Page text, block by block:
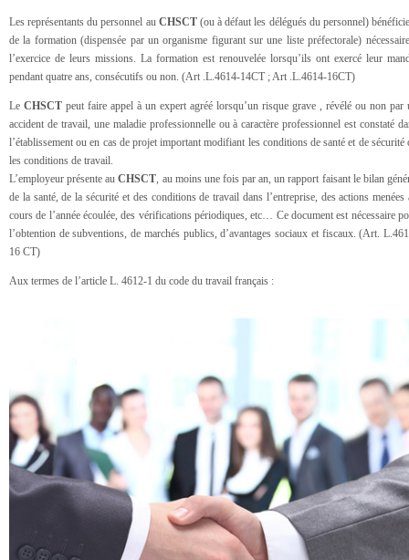
Les représentants du personnel au CHSCT(ou à défaut les délégués du personnel)
de la formation (dispensée par un organisme figurant sur une liste préfectorale)
l’exercice de leurs missions. La formation est renouvelée lorsqu’ils ont exercé leur
pendant quatre ans, consécutifs ou non. (Art .L.4614-14CT ; Art .L.4614-16CT)
Le CHSCT peut faire appel à un expert agréé lorsqu’un risque grave , révélé ou non par
accident de travail, une maladie professionnelle ou à caractère professionnel est constaté
l’établissement ou en cas de projet important modifiant les conditions de santé et de sécurité
les conditions de travail.
L’employeur présente auCHSCT, au moins une fois par an, un rapport faisant le bilan
de la santé, de la sécurité et des conditions de travail dans l’entreprise, des actions menées
cours de l’année écoulée, des vérifications périodiques, etc… Ce document est nécessaire
l’obtention de subventions, de marchés publics, d’avantages sociaux et fiscaux. (Art.
16 CT)
Aux termes de l’article L. 4612-1 du code du travail français :